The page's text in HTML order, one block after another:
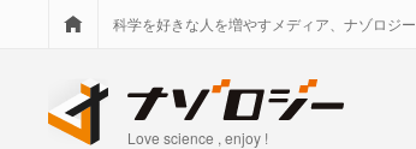
科学を好きな人を増やすメディア、ナゾロジ
Love science , enjoy !